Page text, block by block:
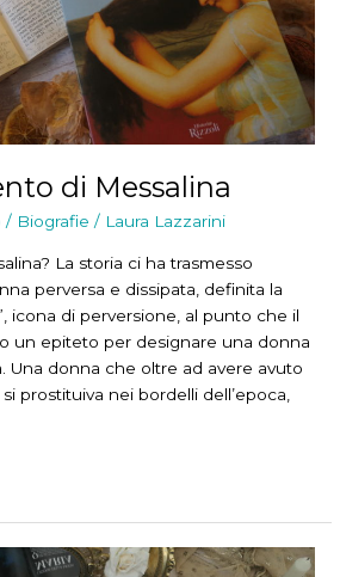
di Messalina
/ Biografie / Laura Lazzarini
La storia ci ha trasmesso
perversa e dissipata, definita la
icona di perversione, al punto che il
un epiteto per designare una donna
Una donna che oltre ad avere avuto
prostituiva nei bordelli dell’epoca,